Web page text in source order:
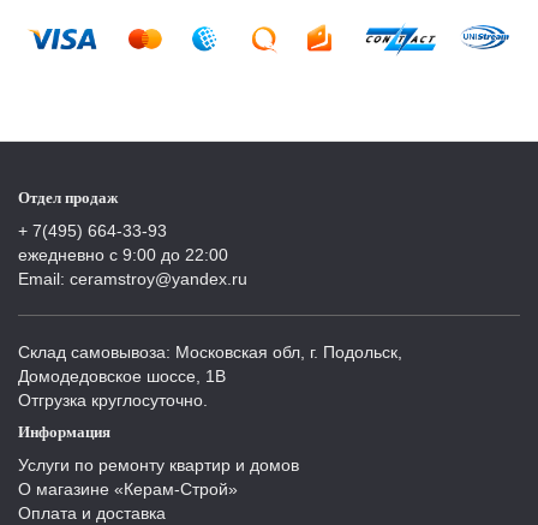
Отдел продаж
+ 7(495) 664-33-93
ежедневно с 9:00 до 22:00
Email: ceramstroy@yandex.ru
Склад самовывоза: Московская обл, г. Подольск,
Домодедовское шоссе, 1В
Отгрузка круглосуточно.
Информация
Услуги по ремонту квартир и домов
О магазине «Керам-Строй»
Оплата и доставка